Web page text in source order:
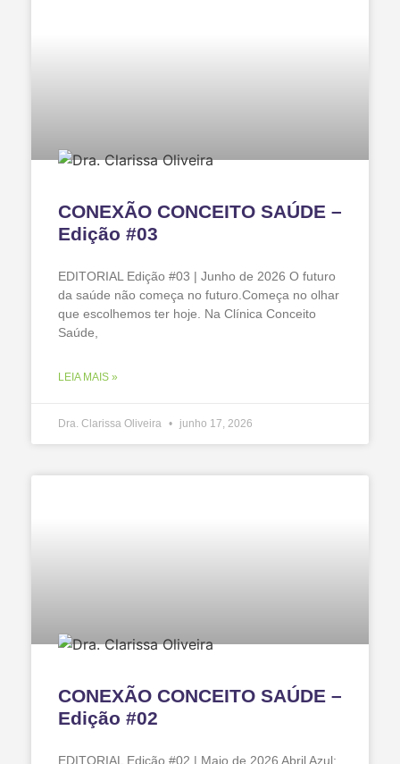
CONEXÃO CONCEITO SAÚDE –
Edição #03
EDITORIAL Edição #03 | Junho de 2026 O futuro
da saúde não começa no futuro.Começa no olhar
que escolhemos ter hoje. Na Clínica Conceito
Saúde,
LEIA MAIS »
Dra. Clarissa Oliveira junho 17, 2026
CONEXÃO CONCEITO SAÚDE –
Edição #02
EDITORIAL Edição #02 | Maio de 2026 Abril Azul: